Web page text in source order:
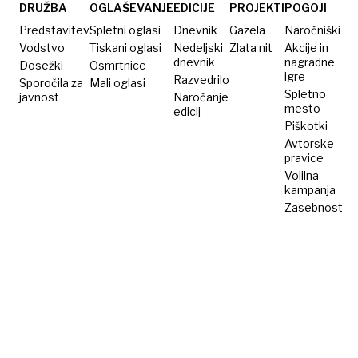
linijo
Hormuške
ožine
predrag
in
prepozen
projekt
DRUŽBA
Predstavitev
Vodstvo
Dosežki
Sporočila za
javnost
OGLAŠEVANJE
Spletni oglasi
Tiskani oglasi
Osmrtnice
Mali oglasi
EDICIJE
Dnevnik
Nedeljski
dnevnik
Razvedrilo
Naročanje
edicij
PROJEKTI
Gazela
Zlata nit
POGOJI
Naročniški
Akcije in
nagradne
igre
Spletno
mesto
Piškotki
Avtorske
pravice
Volilna
kampanja
Zasebnost